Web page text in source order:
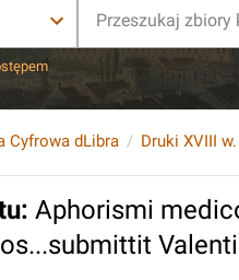
Cyfrowa dLibra Druki XVIII w.
: Aphorismi